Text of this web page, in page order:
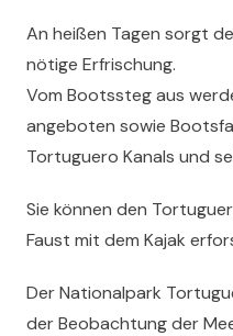
An heißen Tagen sorgt
nötige Erfrischung.
Vom Bootssteg aus
angeboten sowie
Tortuguero Kanals und
Sie können den
Faust mit dem Kajak
Der Nationalpark
der Beobachtung der